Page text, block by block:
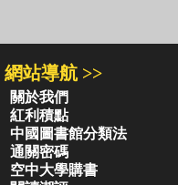
網站導航 >>
關於我們
紅利積點
中國圖書館分類法
通關密碼
空中大學購書